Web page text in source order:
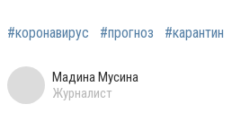
#коронавирус #прогноз #карантин
Мадина Мусина
Журналист